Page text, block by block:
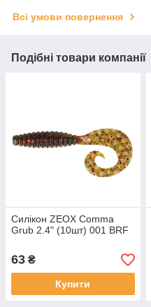
Всі умови повернення
Подібні товари компанії
Силікон ZEOX Сomma
Grub 2.4" (10шт) 001 BRF
63 ₴
Купити